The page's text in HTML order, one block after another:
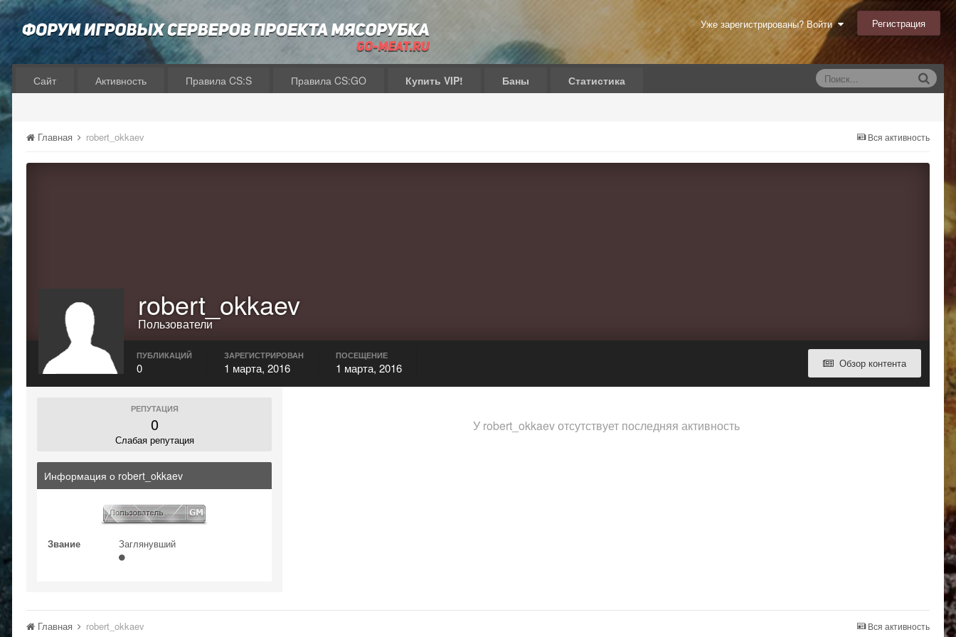
Уже зарегистрированы? Войти Регистрация
Сайт Активность Правила CS:S Правила CS:GO Купить VIP! Баны Статистика
Вся активность
Главная robert_okkaev
robert_okkaev
Пользователи
Обзор контента
ПУБЛИКАЦИЙ
0
ЗАРЕГИСТРИРОВАН
1 марта, 2016
ПОСЕЩЕНИЕ
1 марта, 2016
РЕПУТАЦИЯ
0
Слабая репутация
Информация о robert_okkaev
Звание Заглянувший
У robert_okkaev отсутствует последняя активность
Вся активность
Главная robert_okkaev